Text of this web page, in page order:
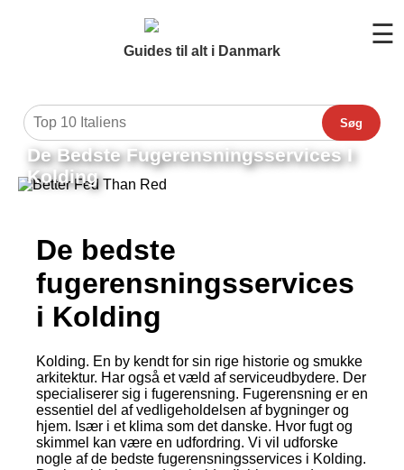
Guides til alt i Danmark
☰
Søg
De Bedste Fugerensningsservices I
Kolding
De bedste
fugerensningsservices
i Kolding
Kolding. En by kendt for sin rige historie og smukke
arkitektur. Har også et væld af serviceudbydere. Der
specialiserer sig i fugerensning. Fugerensning er en
essentiel del af vedligeholdelsen af bygninger og
hjem. Især i et klima som det danske. Hvor fugt og
skimmel kan være en udfordring. Vi vil udforske
nogle af de bedste fugerensningsservices i Kolding.